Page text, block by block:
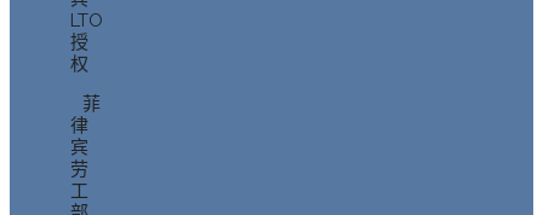
LTO
授
权
菲
律
宾
劳
工